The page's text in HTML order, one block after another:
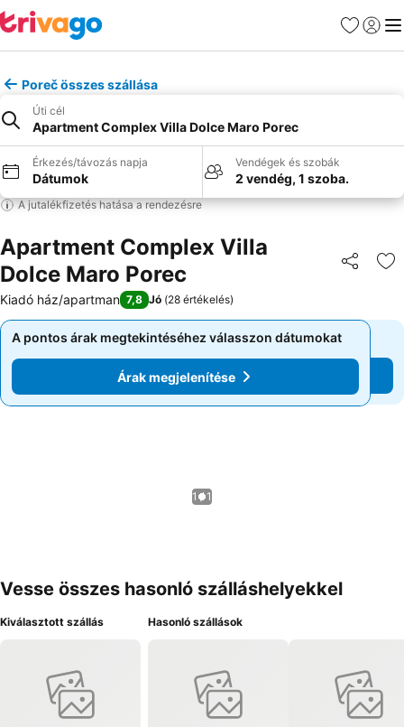
Kedvencek
Poreč összes szállása
Úti cél
Apartment Complex Villa Dolce Maro Porec
Érkezés/távozás napja
Dátumok
Vendégek és szobák
2 vendég, 1 szoba.
A jutalékfizetés hatása a rendezésre
Apartment Complex Villa
Dolce Maro Porec
Kiadó ház/apartman 7,8 Jó (28 értékelés)
A pontos árak megtekintéséhez válasszon dátumokat
Árak megjelenítése
A pontos árak megtekintéséhez válasszon dátumokat
Árak megjelenítése
1 / 1
Vesse összes hasonló szálláshelyekkel
Kiválasztott szállás Hasonló szállások